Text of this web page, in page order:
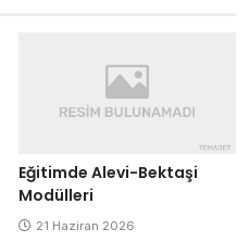
Eğitimde Alevi-Bektaşi
Modülleri
21 Haziran 2026